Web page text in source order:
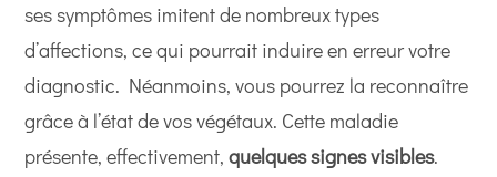
ses symptômes imitent de nombreux types
d’affections, ce qui pourrait induire en erreur votre
diagnostic. Néanmoins, vous pourrez la reconnaître
grâce à l’état de vos végétaux. Cette maladie
présente, effectivement,quelques signes visibles.